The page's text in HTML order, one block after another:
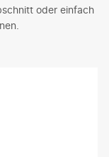
oder einfach